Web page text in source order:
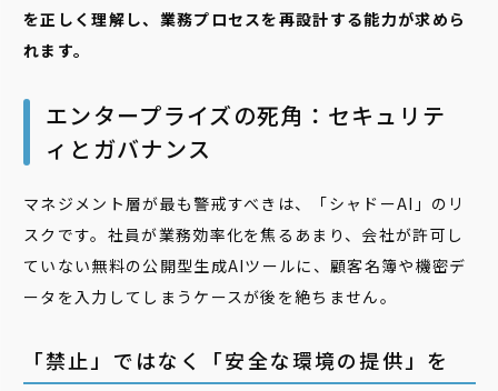
を正しく理解し、業務プロセスを再設計する能力が求めら
れます。
エンタープライズの死角：セキュリテ
ィとガバナンス
マネジメント層が最も警戒すべきは、「シャドーAI」のリ
スクです。社員が業務効率化を焦るあまり、会社が許可し
ていない無料の公開型生成AIツールに、顧客名簿や機密デ
ータを入力してしまうケースが後を絶ちません。
「禁止」ではなく「安全な環境の提供」を